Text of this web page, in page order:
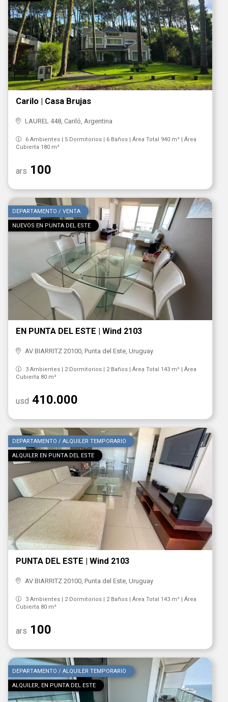
Carilo | Casa Brujas
LAUREL 448, Cariló, Argentina
6 Ambientes | 5 Dormitorios | 6 Baños | Área Total 940 m² | Área
Cubierta 180 m²
ars 100
DEPARTAMENTO / VENTA
NUEVOS EN PUNTA DEL ESTE
EN PUNTA DEL ESTE | Wind 2103
AV BIARRITZ 20100, Punta del Este, Uruguay
3 Ambientes | 2 Dormitorios | 2 Baños | Área Total 143 m² | Área
Cubierta 80 m²
usd 410.000
DEPARTAMENTO / ALQUILER TEMPORARIO
ALQUILER EN PUNTA DEL ESTE
PUNTA DEL ESTE | Wind 2103
AV BIARRITZ 20100, Punta del Este, Uruguay
3 Ambientes | 2 Dormitorios | 2 Baños | Área Total 143 m² | Área
Cubierta 80 m²
ars 100
DEPARTAMENTO / ALQUILER TEMPORARIO
ALQUILER, EN PUNTA DEL ESTE